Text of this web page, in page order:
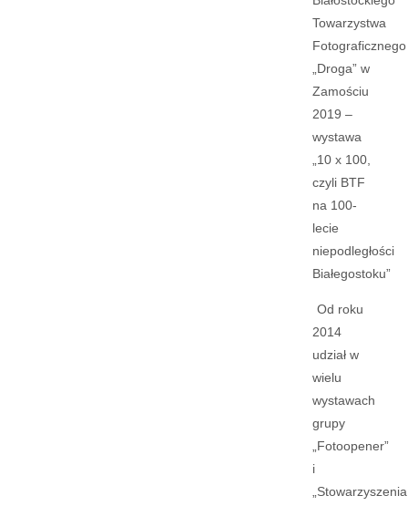
Towarzystwa
Fotograficznego
„Droga” w
Zamościu
2019 –
wystawa
„10 x 100,
czyli BTF
na 100-
lecie
niepodległości
Białegostoku”
Od roku
2014
udział w
wielu
wystawach
grupy
„Fotoopener”
i
„Stowarzyszenia